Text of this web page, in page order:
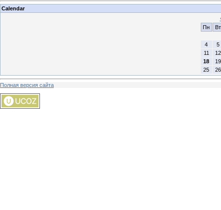
Calendar
Пн
Вт
4
5
11
12
18
19
25
26
Полная версия сайта